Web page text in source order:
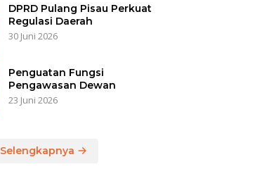
DPRD Pulang Pisau Perkuat
Regulasi Daerah
30 Juni 2026
Penguatan Fungsi
Pengawasan Dewan
23 Juni 2026
Selengkapnya